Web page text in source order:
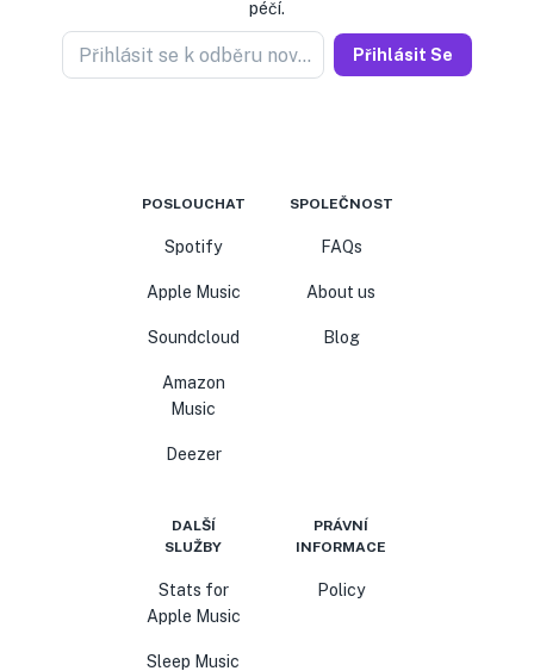
péčí.
Přihlásit se k odběru novinek Přihlásit Se
POSLOUCHAT
Spotify
Apple Music
Soundcloud
Amazon
Music
Deezer
SPOLEČNOST
FAQs
About us
Blog
DALŠÍ
SLUŽBY
Stats for
Apple Music
Sleep Music
PRÁVNÍ
INFORMACE
Policy